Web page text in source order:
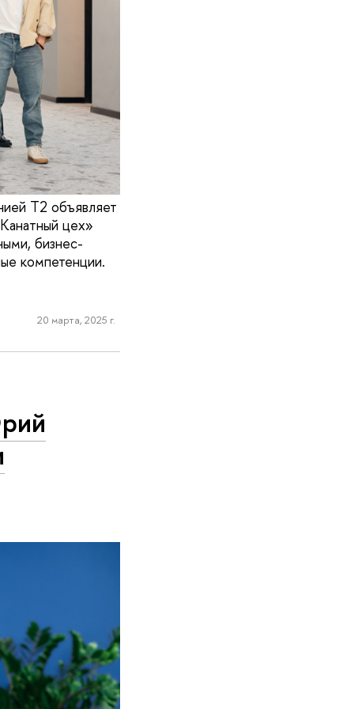
Т2 объявляет
цех»
бизнес-
компетенции.
20 марта, 2025 г.